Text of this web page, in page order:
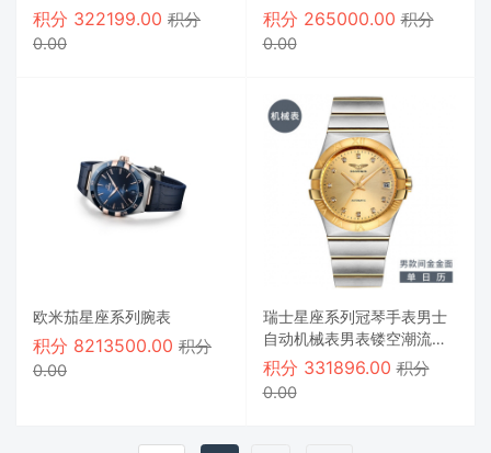
积分 322199.00 积分
0.00
积分 265000.00积分
0.00
欧米茄星座系列腕表
积分 8213500.00 积分
0.00
瑞士星座系列冠琴手表男士
自动机械表男表镂空潮流夜
光防水男腕表
积分 331896.00积分
0.00